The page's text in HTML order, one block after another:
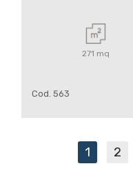
271 mq
Cod. 563
1 2